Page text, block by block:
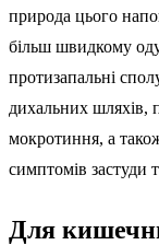
природа цього
більш швидкому
протизапальні
дихальних шляхів,
мокротиння, а
симптомів застуди
Для